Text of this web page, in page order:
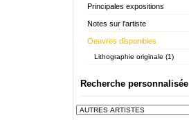
Principales expositions
Notes sur l'artiste
Oeuvres disponibles
Lithographie originale (1)
Recherche personnalisée